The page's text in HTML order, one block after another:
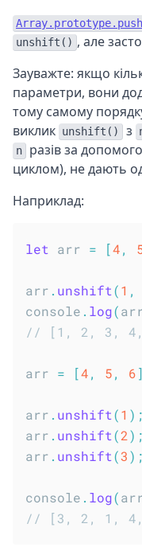
unshift() , але
Зауважте: якщо
параметри, вони
тому самому
виклик unshift() з
n разів за
циклом), не дають
Наприклад:
let arr = [4,
arr . unshift(1 ,
console . log(
// [1, 2, 3,
arr = [4, 5, 6]
arr . unshift(1 ) ;
arr . unshift(2) ;
arr . unshift(3) ;
console . log(
// [3, 2, 1,